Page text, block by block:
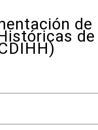
de
de